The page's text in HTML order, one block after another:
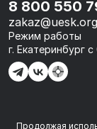
8 800 550
zakaz@uesk.org
Режим работы
г. Екатеринбург
Продолжая